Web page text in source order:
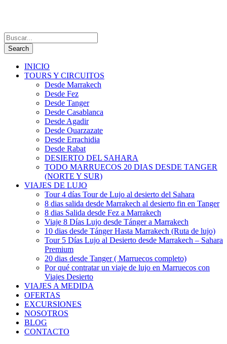
INICIO
TOURS Y CIRCUITOS
Desde Marrakech
Desde Fez
Desde Tanger
Desde Casablanca
Desde Agadir
Desde Ouarzazate
Desde Errachidia
Desde Rabat
DESIERTO DEL SAHARA
TODO MARRUECOS 20 DIAS DESDE TANGER
(NORTE Y SUR)
VIAJES DE LUJO
Tour 4 días Tour de Lujo al desierto del Sahara
8 dias salida desde Marrakech al desierto fin en Tanger
8 dias Salida desde Fez a Marrakech
Viaje 8 Días Lujo desde Tánger a Marrakech
10 dias desde Tánger Hasta Marrakech (Ruta de lujo)
Tour 5 Días Lujo al Desierto desde Marrakech – Sahara
Premium
20 dias desde Tanger ( Marruecos completo)
Por qué contratar un viaje de lujo en Marruecos con
Viajes Desierto
VIAJES A MEDIDA
OFERTAS
EXCURSIONES
NOSOTROS
BLOG
CONTACTO